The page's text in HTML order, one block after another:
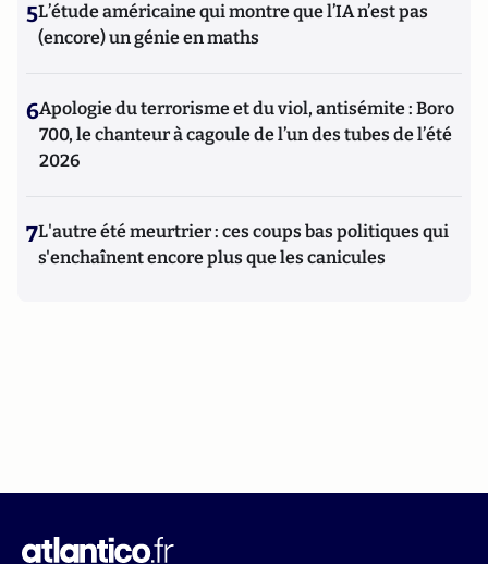
5L’étude américaine qui montre que l’IA n’est pas
(encore) un génie en maths
6Apologie du terrorisme et du viol, antisémite : Boro
700, le chanteur à cagoule de l’un des tubes de l’été
2026
7L'autre été meurtrier : ces coups bas politiques qui
s'enchaînent encore plus que les canicules